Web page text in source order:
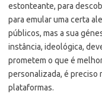
estonteante, para
para emular uma certa
públicos, mas a sua
instância, ideológica,
prometem o que é
personalizada, é preciso
plataformas.